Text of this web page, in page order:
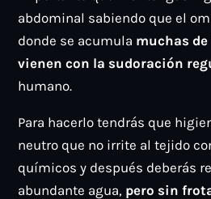
abdominal sabiendo que el
donde se acumula muchas
vienen con la sudoración
humano.
Para hacerlo tendrás que
neutro que no irrite al tejido
químicos y después deberás
abundante agua, pero sin